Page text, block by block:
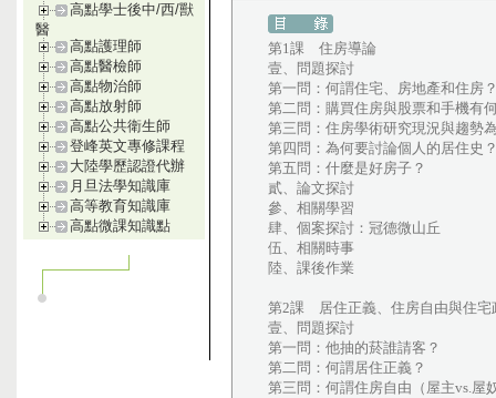
高點學士後中/西/獸
醫
高點護理師
高點醫檢師
高點物治師
高點放射師
高點公共衛生師
登峰英文專修課程
大陸學歷認證代辦
月旦法學知識庫
高等教育知識庫
高點微課知識點
第1課 住房導論
壹、問題探討
第一問：何謂住宅、房地產和住房
第二問：購買住房與股票和手機有
第三問：住房學術研究現況與趨勢
第四問：為何要討論個人的居住史
第五問：什麼是好房子？
貳、論文探討
參、相關學習
肆、個案探討：冠德微山丘
伍、相關時事
陸、課後作業
第2課 居住正義、住房自由與住宅
壹、問題探討
第一問：他抽的菸誰請客？
第二問：何謂居住正義？
第三問：何謂住房自由（屋主vs.屋